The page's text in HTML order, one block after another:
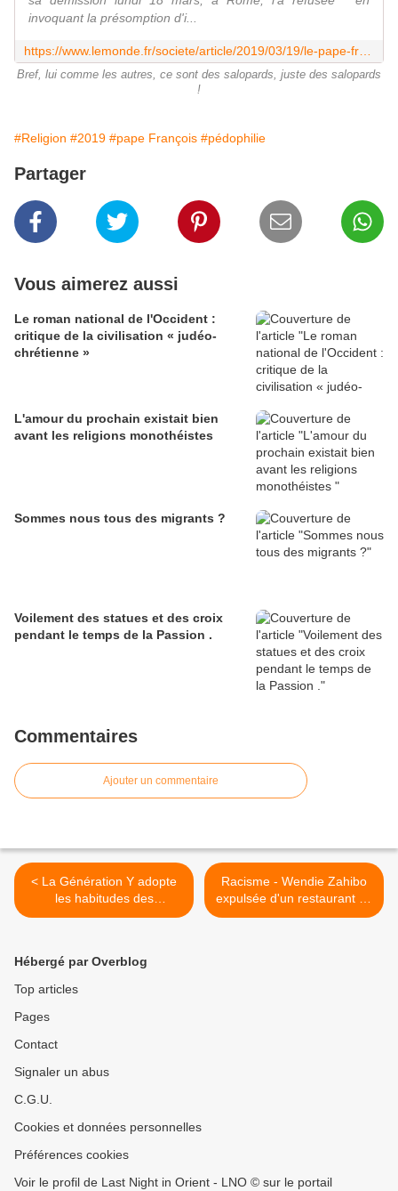
invoquant la présomption d'i...
Bref, lui comme les autres, ce sont des salopards, juste des salopards
!
#Religion #2019 #pape François #pédophilie
Partager
Vous aimerez aussi
Le roman national de l'Occident :
critique de la civilisation « judéo-
chrétienne »
L'amour du prochain existait bien
avant les religions monothéistes
Sommes nous tous des migrants ?
Voilement des statues et des croix
pendant le temps de la Passion .
Commentaires
Ajouter un commentaire
< La Génération Y adopte
les habitudes des
personnes de 75 ans.
Racisme - Wendie Zahibo
expulsée d'un restaurant en
Turquie. >
Hébergé par Overblog
Top articles
Pages
Contact
Signaler un abus
C.G.U.
Cookies et données personnelles
Préférences cookies
Voir le profil de Last Night in Orient - LNO © sur le portail